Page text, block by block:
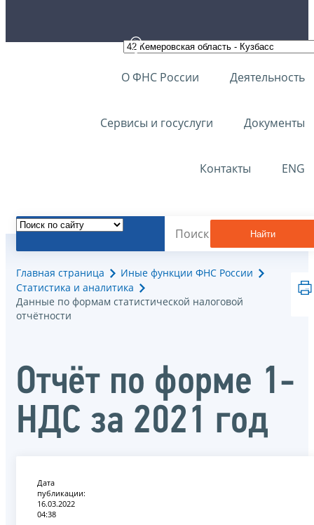
О ФНС России Деятельность
Сервисы и госуслуги Документы
Контакты ENG
Найти
Главная страница
Иные функции ФНС России
Статистика и аналитика
Данные по формам статистической налоговой
отчётности
Отчёт по форме 1-
НДС за 2021 год
Дата
публикации:
16.03.2022
04:38